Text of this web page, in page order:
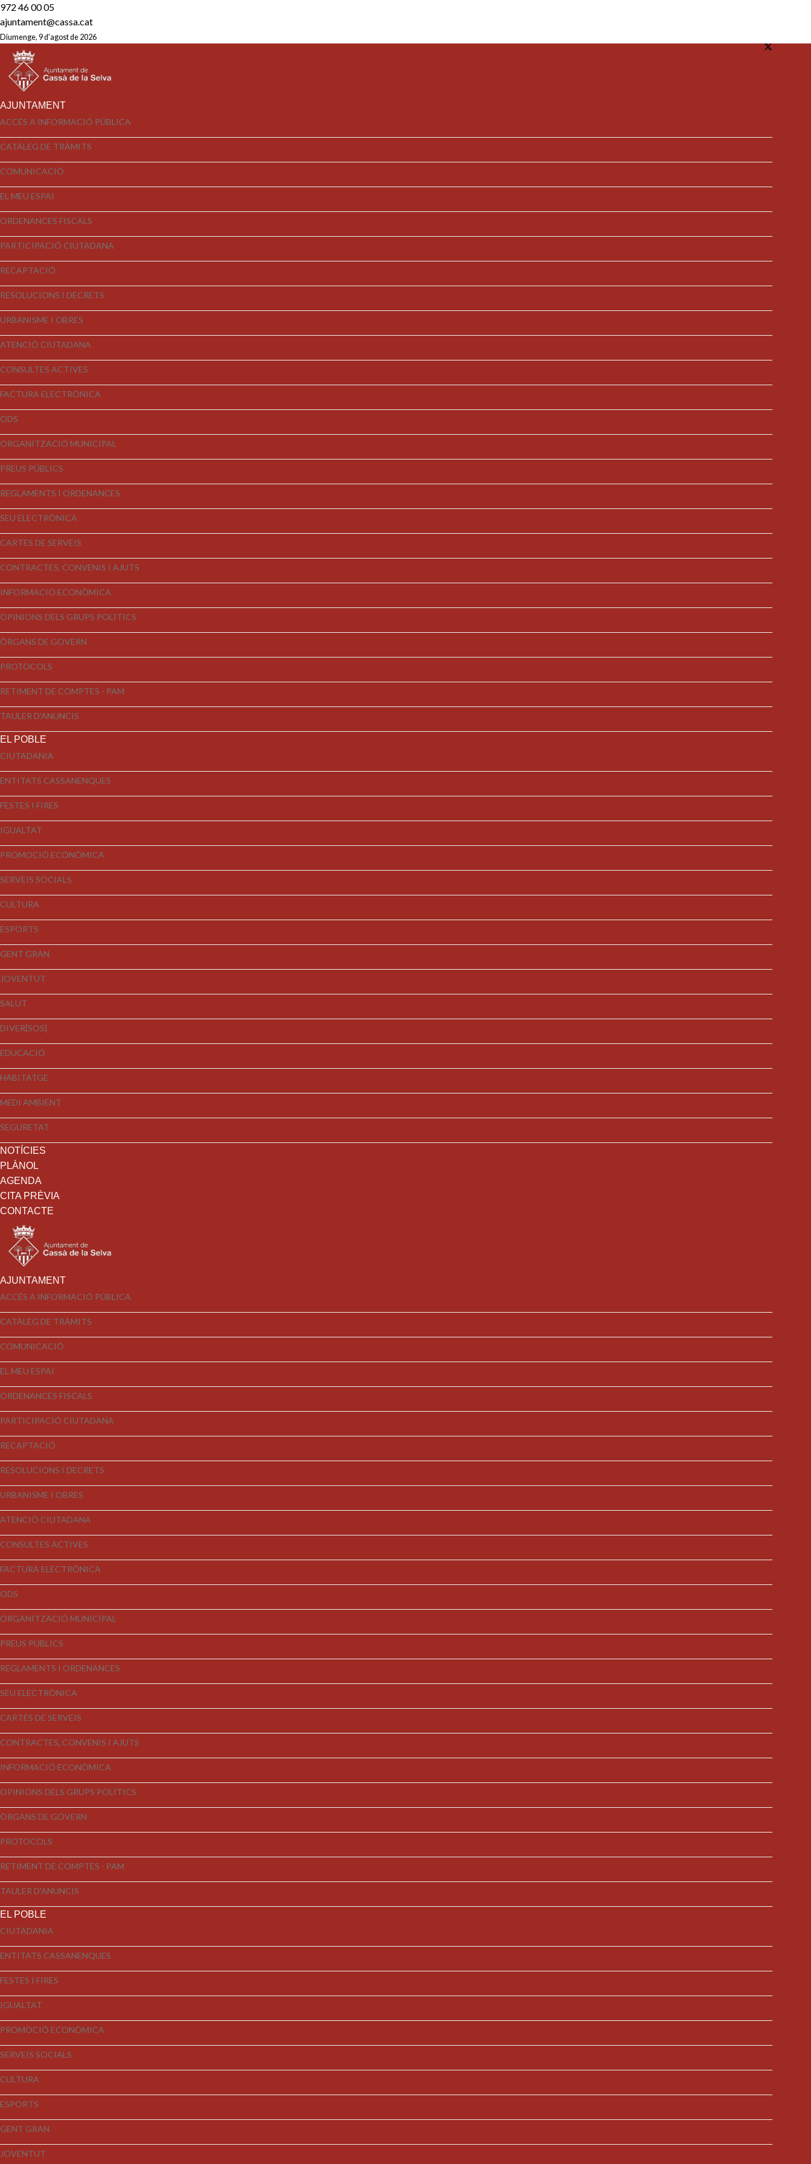
972 46 00 05
ajuntament@cassa.cat
Diumenge, 9 d'agost de 2026
AJUNTAMENT
ACCÉS A INFORMACIÓ PÚBLICA
CATÀLEG DE TRÀMITS
COMUNICACIÓ
EL MEU ESPAI
ORDENANCES FISCALS
PARTICIPACIÓ CIUTADANA
RECAPTACIÓ
RESOLUCIONS I DECRETS
URBANISME I OBRES
ATENCIÓ CIUTADANA
CONSULTES ACTIVES
FACTURA ELECTRÒNICA
ODS
ORGANITZACIÓ MUNICIPAL
PREUS PÚBLICS
REGLAMENTS I ORDENANCES
SEU ELECTRÒNICA
CARTES DE SERVEIS
CONTRACTES, CONVENIS I AJUTS
INFORMACIÓ ECONÒMICA
OPINIONS DELS GRUPS POLÍTICS
ÒRGANS DE GOVERN
PROTOCOLS
RETIMENT DE COMPTES - PAM
TAULER D'ANUNCIS
EL POBLE
CIUTADANIA
ENTITATS CASSANENQUES
FESTES I FIRES
IGUALTAT
PROMOCIÓ ECONÒMICA
SERVEIS SOCIALS
CULTURA
ESPORTS
GENT GRAN
JOVENTUT
SALUT
DIVER[SOS]
EDUCACIÓ
HABITATGE
MEDI AMBIENT
SEGURETAT
NOTÍCIES
PLÀNOL
AGENDA
CITA PRÈVIA
CONTACTE
AJUNTAMENT
ACCÉS A INFORMACIÓ PÚBLICA
CATÀLEG DE TRÀMITS
COMUNICACIÓ
EL MEU ESPAI
ORDENANCES FISCALS
PARTICIPACIÓ CIUTADANA
RECAPTACIÓ
RESOLUCIONS I DECRETS
URBANISME I OBRES
ATENCIÓ CIUTADANA
CONSULTES ACTIVES
FACTURA ELECTRÒNICA
ODS
ORGANITZACIÓ MUNICIPAL
PREUS PÚBLICS
REGLAMENTS I ORDENANCES
SEU ELECTRÒNICA
CARTES DE SERVEIS
CONTRACTES, CONVENIS I AJUTS
INFORMACIÓ ECONÒMICA
OPINIONS DELS GRUPS POLÍTICS
ÒRGANS DE GOVERN
PROTOCOLS
RETIMENT DE COMPTES - PAM
TAULER D'ANUNCIS
EL POBLE
CIUTADANIA
ENTITATS CASSANENQUES
FESTES I FIRES
IGUALTAT
PROMOCIÓ ECONÒMICA
SERVEIS SOCIALS
CULTURA
ESPORTS
GENT GRAN
JOVENTUT